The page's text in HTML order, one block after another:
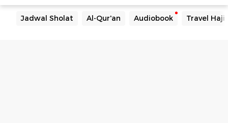
Jadwal Sholat Al-Qur'an Audiobook Travel Haji